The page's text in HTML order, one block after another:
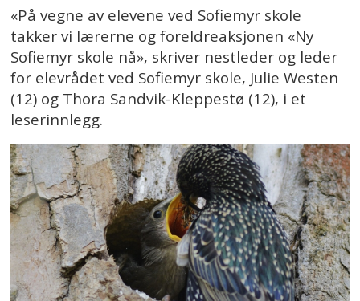
«På vegne av elevene ved Sofiemyr skole
takker vi lærerne og foreldreaksjonen «Ny
Sofiemyr skole nå», skriver nestleder og leder
for elevrådet ved Sofiemyr skole, Julie Westen
(12) og Thora Sandvik-Kleppestø (12), i et
leserinnlegg.